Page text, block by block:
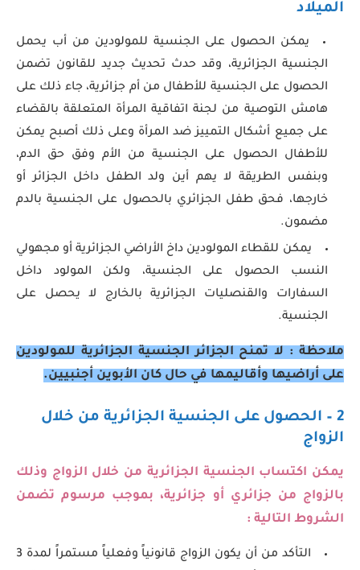
الميلاد
يمكن الحصول على الجنسية للمولودين من أب يحمل
الجنسية الجزائرية، وقد حدث تحديث جديد للقانون تضمن
الحصول على الجنسية للأطفال من أم جزائرية، جاء ذلك على
هامش التوصية من لجنة اتفاقية المرأة المتعلقة بالقضاء
على جميع أشكال التمييز ضد المرأة وعلى ذلك أصبح يمكن
للأطفال الحصول على الجنسية من الأم وفق حق الدم،
وبنفس الطريقة لا يهم أين ولد الطفل داخل الجزائر أو
خارجها، فحق طفل الجزائري بالحصول على الجنسية بالدم
مضمون.
يمكن للقطاء المولودين داخ الأراضي الجزائرية أو مجهولي
النسب الحصول على الجنسية، ولكن المولود داخل
السفارات والقنصليات الجزائرية بالخارج لا يحصل على
الجنسية.
ملاحظة : لا تمنح الجزائر الجنسية الجزائرية للمولودين
على أراضيها وأقاليمها في حال كان الأبوين أجنبيين.
2 – الحصول على الجنسية الجزائرية من خلال
الزواج
يمكن اكتساب الجنسية الجزائرية من خلال الزواج وذلك
بالزواج من جزائري أو جزائرية، بموجب مرسوم تضمن
الشروط التالية :
التأكد من أن يكون الزواج قانونياً وفعلياً مستمراً لمدة 3